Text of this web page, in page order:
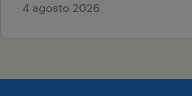
4 agosto 2026